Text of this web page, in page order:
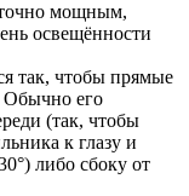
мощным,
освещённости
так, чтобы прямые
Обычно его
(так, чтобы
к глазу и
либо сбоку от